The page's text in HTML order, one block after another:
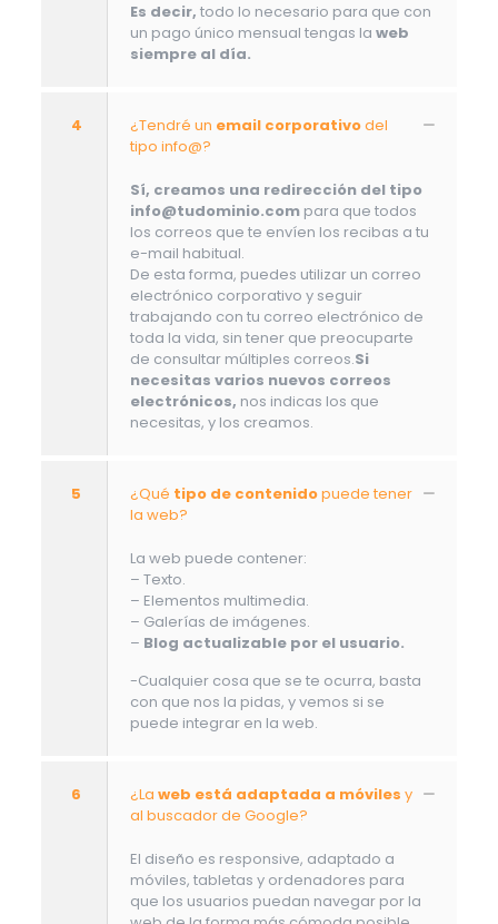
Es decir, todo lo necesario para que con
un pago único mensual tengas la web
siempre al día.
4 ¿Tendré un email corporativodel
tipo info@?
Sí, creamos una redirección del tipo
info@tudominio.compara que todos
los correos que te envíen los recibas a tu
e-mail habitual.
De esta forma, puedes utilizar un correo
electrónico corporativo y seguir
trabajando con tu correo electrónico de
toda la vida, sin tener que preocuparte
de consultar múltiples correos.Si
necesitas varios nuevos correos
electrónicos, nos indicas los que
necesitas, y los creamos.
5 ¿Qué tipo de contenidopuede tener
la web?
La web puede contener:
– Texto.
– Elementos multimedia.
– Galerías de imágenes.
– Blog actualizable por el usuario.
-Cualquier cosa que se te ocurra, basta
con que nos la pidas, y vemos si se
puede integrar en la web.
6 ¿La web está adaptada a móviles y
al buscador de Google?
El diseño es responsive, adaptado a
móviles, tabletas y ordenadores para
que los usuarios puedan navegar por la